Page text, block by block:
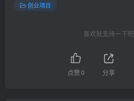
创业项目
喜欢就支持一下吧
点赞0 分享